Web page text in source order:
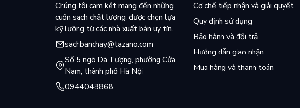
Chúng tôi cam kết mang đến những
cuốn sách chất lượng, được chọn lựa
kỹ lưỡng từ các nhà xuất bản uy tín.
sachbanchay@tazano.com
Số 5 ngõ Dã Tượng, phường Cửa
Nam, thành phố Hà Nội
0944048868
Cơ chế tiếp nhận và giải quyết
Quy định sử dụng
Bảo hành và đổi trả
Hướng dẫn giao nhận
Mua hàng và thanh toán